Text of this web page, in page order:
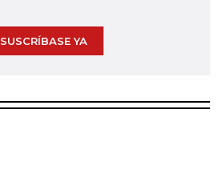
SUSCRÍBASE YA